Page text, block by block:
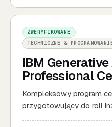
ZWERYFIKOWANE
TECHNICZNE &
IBM
Professional
Kompleksowy program
przygotowujący do roli